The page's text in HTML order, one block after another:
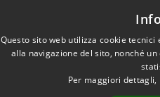
Questo sito web utilizza cookie
alla navigazione del sito, nonché
Per maggiori dettagli,